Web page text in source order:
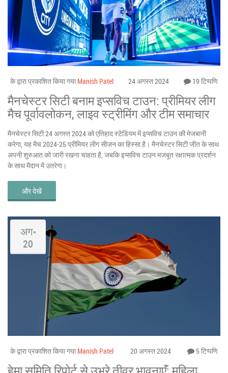
के द्वारा प्रकाशित किया गया Manish Patel 24 अगस्त 2024 19 टिप्पणि
मैनचेस्टर सिटी बनाम इप्सविच टाउन: प्रीमियर लीग
मैच पूर्वावलोकन, लाइव स्ट्रीमिंग और टीम समाचार
मैनचेस्टर सिटी 24 अगस्त 2024 को एतिहाद स्टेडियम में इप्सविच टाउन की मेजबानी
करेगा, यह मैच 2024-25 प्रीमियर लीग सीजन का हिस्सा है। मैनचेस्टर सिटी जीत के साथ
अपनी शुरुआत को जारी रखना चाहता है, जबकि इप्सविच टाउन मजबूत रक्षात्मक प्रदर्शन
के साथ मैदान में उतरेगा।
और देखें
अग॰
20
के द्वारा प्रकाशित किया गया Manish Patel 20 अगस्त 2024 5 टिप्पणि